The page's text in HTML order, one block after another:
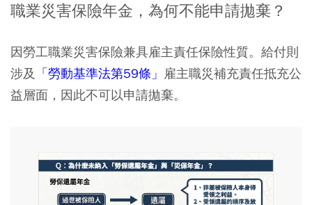
職業災害保險年金，為何不能申請拋棄？
因勞工職業災害保險兼具雇主責任保險性質。給付則
涉及 「勞動基準法第59條」 雇主職災補充責任抵充公
益層面，因此不可以申請拋棄。